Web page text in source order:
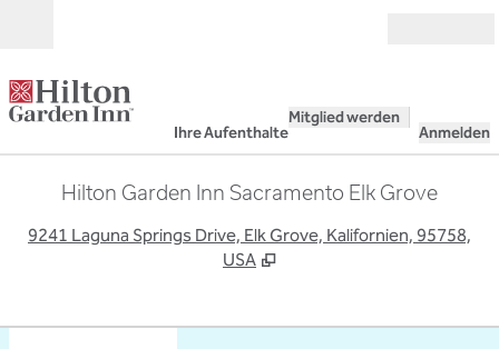
Ihre Aufenthalte
Mitglied werden
Anmelden
Hilton Garden Inn Sacramento Elk Grove
9241 Laguna Springs Drive, Elk Grove, Kalifornien, 95758,
USA